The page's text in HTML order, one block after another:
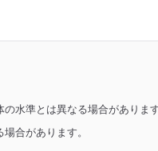
水準とは異なる場合があります
合があります。